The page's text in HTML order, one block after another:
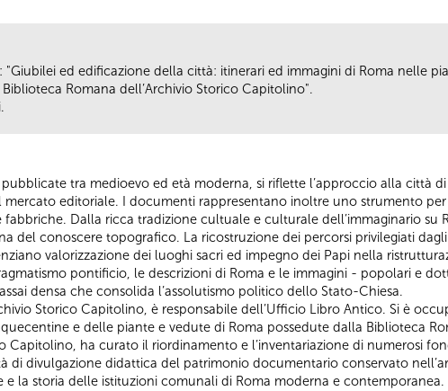
ed edificazione della città: itinerari ed immagini di Roma nelle
Romana dell’Archivio Storico Capitolino".
tra medioevo ed età moderna, si riflette l’approccio alla città
editoriale. I documenti rappresentano inoltre uno strumento
Dalla ricca tradizione cultuale e culturale dell’immaginario su
del conoscere topografico. La ricostruzione dei percorsi privilegiati
valorizzazione dei luoghi sacri ed impegno dei Papi nella
pontificio, le descrizioni di Roma e le immagini - popolari e
densa che consolida l’assolutismo politico dello Stato-Chiesa.
Storico Capitolino, è responsabile dell’Ufficio Libro Antico. Si è
e delle piante e vedute di Roma possedute dalla Biblioteca
Capitolino, ha curato il riordinamento e l’inventariazione di numerosi
divulgazione didattica del patrimonio documentario conservato
la storia delle istituzioni comunali di Roma moderna e contemporanea.